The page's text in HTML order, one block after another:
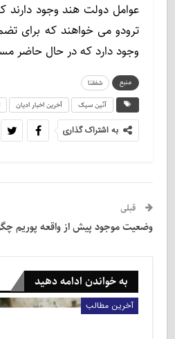
عوامل دولت هند وجود دارند
ترودو می خواهند که برای
وجود دارد که در حال حاضر
منبع
شفقنا
آئین سیک‌
آخرین اخبار ادیان
به اشتراک گذاری
قبلی
وضعیت موجود پیش از واقعه پوریم
به خواندن ادامه دهید
آخرین مطالب